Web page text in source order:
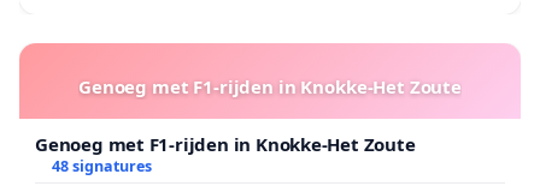
Genoeg met F1-rijden in Knokke-Het Zoute
Genoeg met F1-rijden in Knokke-Het Zoute
48 signatures